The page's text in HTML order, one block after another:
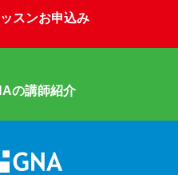
スンお申込み
の講師紹介